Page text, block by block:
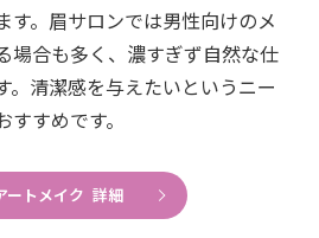
す。眉サロンでは男性向けのメ
場合も多く、濃すぎず自然な仕
。清潔感を与えたいというニー
すめです。
ートメイク 詳細